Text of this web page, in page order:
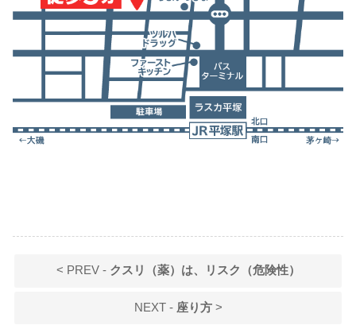
< PREV - クスリ（薬）は、リスク（危険性）
NEXT - 座り方>